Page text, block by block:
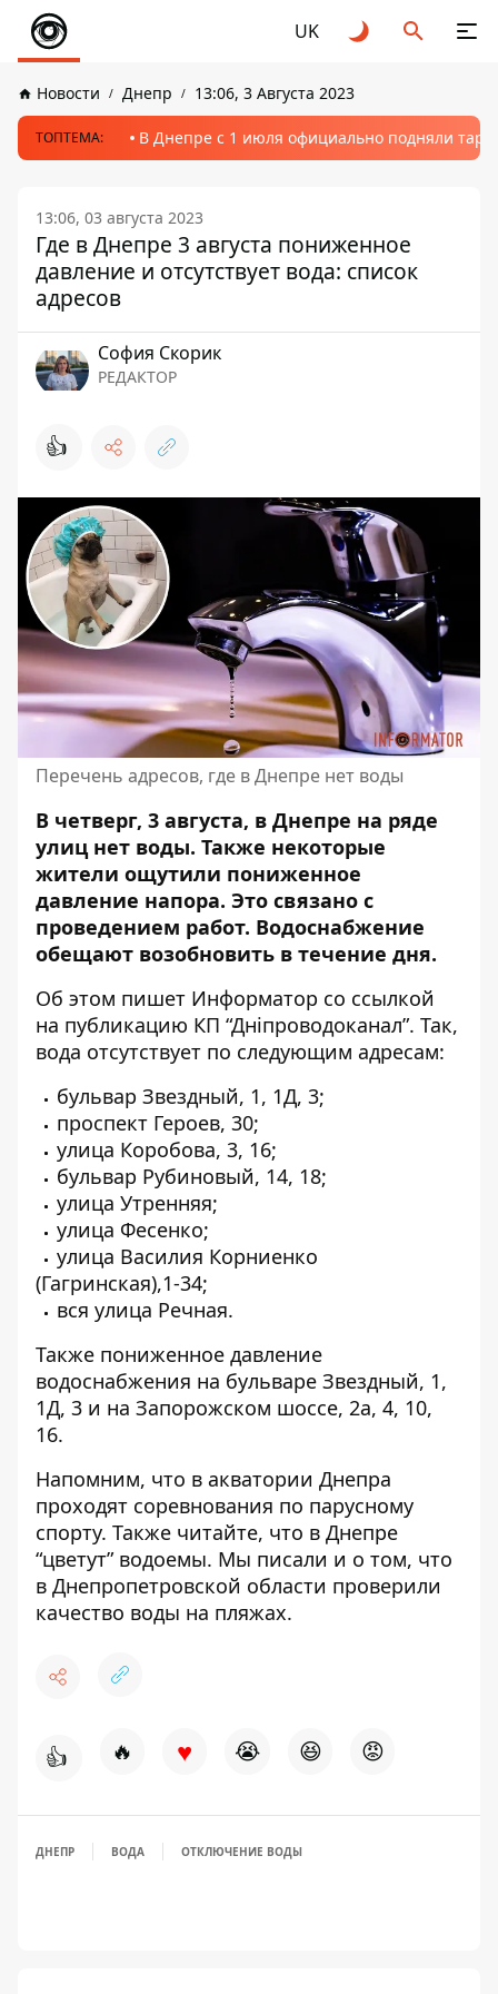
UK
Новости Днепр 13:06, 3 Августа 2023
ТОПТЕМА: В Днепре с 1 июля официально подняли
13:06, 03 августа 2023
Где в Днепре 3 августа пониженное
давление и отсутствует вода: список
адресов
София Скорик
РЕДАКТОР
👍
Перечень адресов, где в Днепре нет воды
В четверг, 3 августа, в Днепре на ряде
улиц нет воды. Также некоторые
жители ощутили пониженное
давление напора. Это связано с
проведением работ. Водоснабжение
обещают возобновить в течение дня.
Об этом пишет Информатор со ссылкой
на публикацию КП “Дніпроводоканал”. Так,
вода отсутствует по следующим адресам:
бульвар Звездный, 1, 1Д, 3;
проспект Героев, 30;
улица Коробова, 3, 16;
бульвар Рубиновый, 14, 18;
улица Утренняя;
улица Фесенко;
улица Василия Корниенко
(Гагринская),1-34;
вся улица Речная.
Также пониженное давление
водоснабжения на бульваре Звездный, 1,
1Д, 3 и на Запорожском шоссе, 2а, 4, 10,
16.
Напомним, что в акватории Днепра
проходят соревнования по парусному
спорту. Также читайте, что в Днепре
“цветут” водоемы. Мы писали и о том, что
в Днепропетровской области проверили
качество воды на пляжах.
👍 🔥 ♥ 😭 😆 😡
ДНЕПР ВОДА ОТКЛЮЧЕНИЕ ВОДЫ